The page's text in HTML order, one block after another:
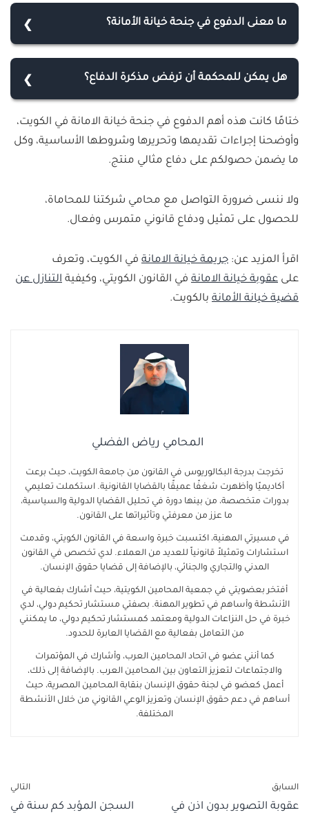
ما معنى الدفوع في جنحة خيانة الأمانة؟
القانونية والحجج والبراهين التي يدفع بها محامي الخصم
والشهود والأسانيد القانونية كي تقبلها المحكمة وتعتد
بها أثناء الجلسات.
هل يمكن للمحكمة أن ترفض مذكرة الدفاع؟
مثل خلوها من الأدلة والمستندات والمواد القانونية
المثبتة لأقوال جهة الدفاع، أو لأسباب شكلية مثل بطلان
إجراءات تقديمها للمحكمة، أو انقضاء المدة القانونية
ختامًا كانت هذه أهم الدفوع في جنحة خيانة الامانة في الكويت،
وأوضحنا إجراءات تقديمها وتحريرها وشروطها الأساسية، وكل
ما يضمن حصولكم على دفاع مثالي منتج.
ولا ننسى ضرورة التواصل مع محامي شركتنا للمحاماة،
للحصول على تمثيل ودفاع قانوني متمرس وفعال.
اقرأ المزيد عن: جريمة خيانة الامانة في الكويت، وتعرف
على عقوبة خيانة الامانة في القانون الكويتي، وكيفية التنازل عن
قضية خيانة الأمانة بالكويت.
المحامي رياض الفضلي
تخرجت بدرجة البكالوريوس في القانون من جامعة الكويت، حيث برعت
أكاديميًا وأظهرت شغفًا عميقًا بالقضايا القانونية. استكملت تعليمي
بدورات متخصصة، من بينها دورة في تحليل القضايا الدولية والسياسية،
ما عزز من معرفتي وتأثيراتها على القانون.
في مسيرتي المهنية، اكتسبت خبرة واسعة في القانون الكويتي، وقدمت
استشارات وتمثيلاً قانونياً للعديد من العملاء. لدي تخصص في القانون
المدني والتجاري والجنائي، بالإضافة إلى قضايا حقوق الإنسان.
أفتخر بعضويتي في جمعية المحامين الكويتية، حيث أشارك بفعالية في
الأنشطة وأساهم في تطوير المهنة. بصفتي مستشار تحكيم دولي، لدي
خبرة في حل النزاعات الدولية ومعتمد كمستشار تحكيم دولي، ما يمكنني
من التعامل بفعالية مع القضايا العابرة للحدود.
كما أنني عضو في اتحاد المحامين العرب، وأشارك في المؤتمرات
والاجتماعات لتعزيز التعاون بين المحامين العرب. بالإضافة إلى ذلك،
أعمل كعضو في لجنة حقوق الإنسان بنقابة المحامين المصرية، حيث
أساهم في دعم حقوق الإنسان وتعزيز الوعي القانوني من خلال الأنشطة
المختلفة.
السابق
عقوبة التصوير بدون اذن في
التالي
السجن المؤبد كم سنة في